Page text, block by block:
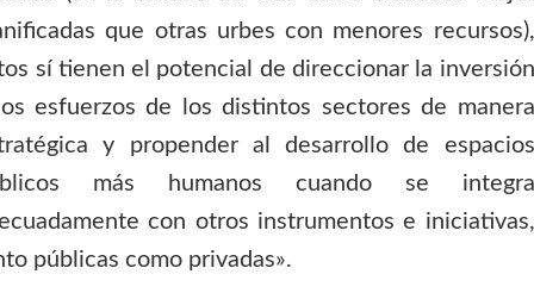
que otras urbes con menores recursos),
sí tienen el potencial de direccionar la inversión
esfuerzos de los distintos sectores de manera
y propender al desarrollo de espacios
más humanos cuando se integra
con otros instrumentos e iniciativas,
públicas como privadas».